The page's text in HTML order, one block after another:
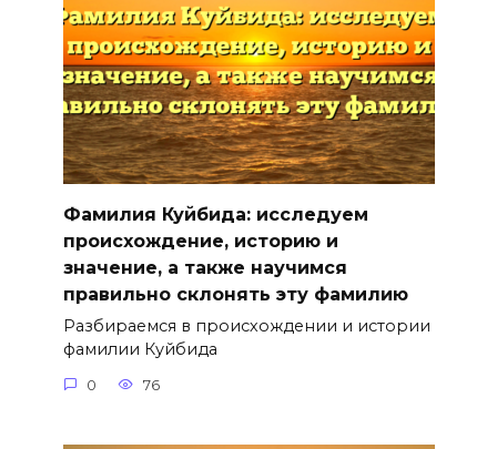
Фамилия Куйбида: исследуем
происхождение, историю и
значение, а также научимся
правильно склонять эту фамилию
Разбираемся в происхождении и истории
фамилии Куйбида
0 76